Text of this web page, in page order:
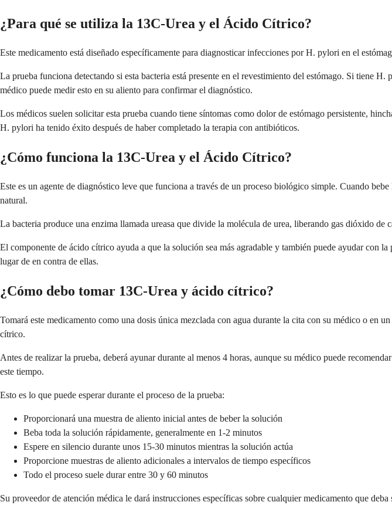
¿Para qué se utiliza la 13C-Urea y el Ácido Cítrico?
Este medicamento está diseñado específicamente para diagnosticar infecciones por H. pylori en el
La prueba funciona detectando si esta bacteria está presente en el revestimiento del estómago. Si tiene
médico puede medir esto en su aliento para confirmar el diagnóstico.
Los médicos suelen solicitar esta prueba cuando tiene síntomas como dolor de estómago persistente,
H. pylori ha tenido éxito después de haber completado la terapia con antibióticos.
¿Cómo funciona la 13C-Urea y el Ácido Cítrico?
Este es un agente de diagnóstico leve que funciona a través de un proceso biológico simple. Cuando
natural.
La bacteria produce una enzima llamada ureasa que divide la molécula de urea, liberando gas dióxido
El componente de ácido cítrico ayuda a que la solución sea más agradable y también puede ayudar con
lugar de en contra de ellas.
¿Cómo debo tomar 13C-Urea y ácido cítrico?
Tomará este medicamento como una dosis única mezclada con agua durante la cita con su médico o en
cítrico.
Antes de realizar la prueba, deberá ayunar durante al menos 4 horas, aunque su médico puede
este tiempo.
Esto es lo que puede esperar durante el proceso de la prueba:
Proporcionará una muestra de aliento inicial antes de beber la solución
Beba toda la solución rápidamente, generalmente en 1-2 minutos
Espere en silencio durante unos 15-30 minutos mientras la solución actúa
Proporcione muestras de aliento adicionales a intervalos de tiempo específicos
Todo el proceso suele durar entre 30 y 60 minutos
Su proveedor de atención médica le dará instrucciones específicas sobre cualquier medicamento que